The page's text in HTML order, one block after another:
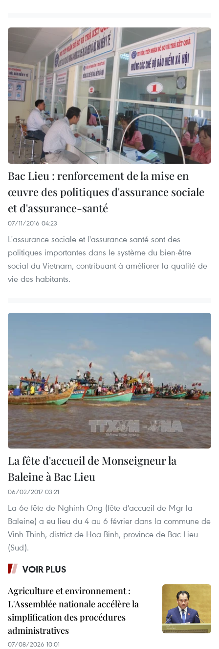
Bac Lieu : renforcement de la mise en
œuvre des politiques d'assurance sociale
et d'assurance-santé
07/11/2016 04:23
L'assurance sociale et l'assurance santé sont des
politiques importantes dans le système du bien-être
social du Vietnam, contribuant à améliorer la qualité de
vie des habitants.
La fête d'accueil de Monseigneur la
Baleine à Bac Lieu
06/02/2017 03:21
La 6e fête de Nghinh Ong (fête d'accueil de Mgr la
Baleine) a eu lieu du 4 au 6 février dans la commune de
Vinh Thinh, district de Hoa Binh, province de Bac Lieu
(Sud).
VOIR PLUS
Agriculture et environnement :
L'Assemblée nationale accélère la
simplification des procédures
administratives
07/08/2026 10:01